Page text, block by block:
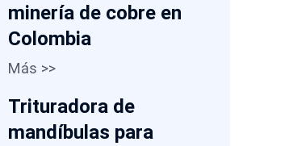
minería de cobre en
Colombia
Más >>
Trituradora de
mandíbulas para